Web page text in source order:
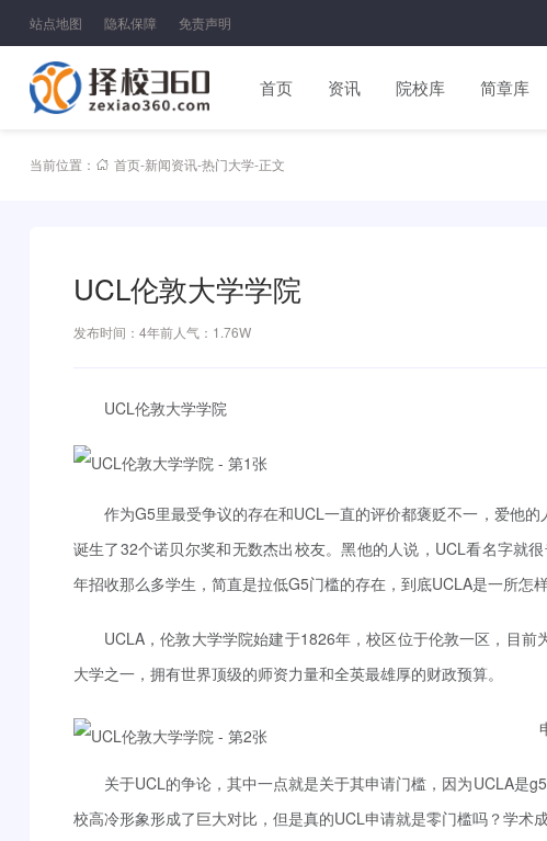
站点地图 隐私保障 免责声明
首页 资讯 院校库 简章库
当前位置： 首页-新闻资讯-热门大学-正文
UCL伦敦大学学院
发布时间：4年前人气：1.76W
UCL伦敦大学学院
作为G5里最受争议的存在和UCL一直的评价都褒贬不一，爱他
诞生了32个诺贝尔奖和无数杰出校友。黑他的人说，UCL看名字就
年招收那么多学生，简直是拉低G5门槛的存在，到底UCLA是一所怎
UCLA，伦敦大学学院始建于1826年，校区位于伦敦一区，目
大学之一，拥有世界顶级的师资力量和全英最雄厚的财政预算。
关于UCL的争论，其中一点就是关于其申请门槛，因为UCLA是
校高冷形象形成了巨大对比，但是真的UCL申请就是零门槛吗？学术